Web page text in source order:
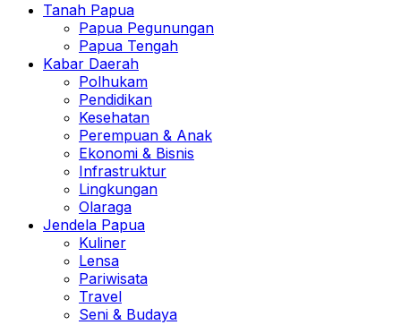
Tanah Papua
Papua Pegunungan
Papua Tengah
Kabar Daerah
Polhukam
Pendidikan
Kesehatan
Perempuan & Anak
Ekonomi & Bisnis
Infrastruktur
Lingkungan
Olaraga
Jendela Papua
Kuliner
Lensa
Pariwisata
Travel
Seni & Budaya